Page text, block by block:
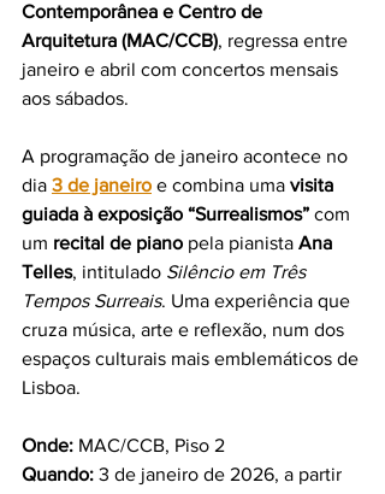
Contemporânea e Centro de
Arquitetura (MAC/CCB), regressa entre
janeiro e abril com concertos mensais
aos sábados.
A programação de janeiro acontece no
dia 3 de janeiro e combina uma visita
guiada à exposição “Surrealismos” com
um recital de piano pela pianista Ana
Telles, intitulado Silêncio em Três
Tempos Surreais. Uma experiência que
cruza música, arte e reflexão, num dos
espaços culturais mais emblemáticos de
Lisboa.
Onde: MAC/CCB, Piso 2
Quando: 3 de janeiro de 2026, a partir